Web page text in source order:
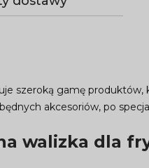
szeroką gamę produktów,
akcesoriów, po
walizka dla